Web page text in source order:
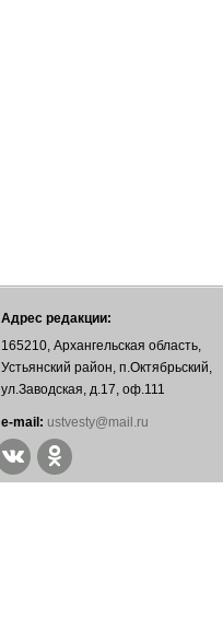
Адрес редакции:
165210, Архангельская область,
Устьянский район, п.Октябрьский,
ул.Заводская, д.17, оф.111
е-mail: ustvesty@mail.ru